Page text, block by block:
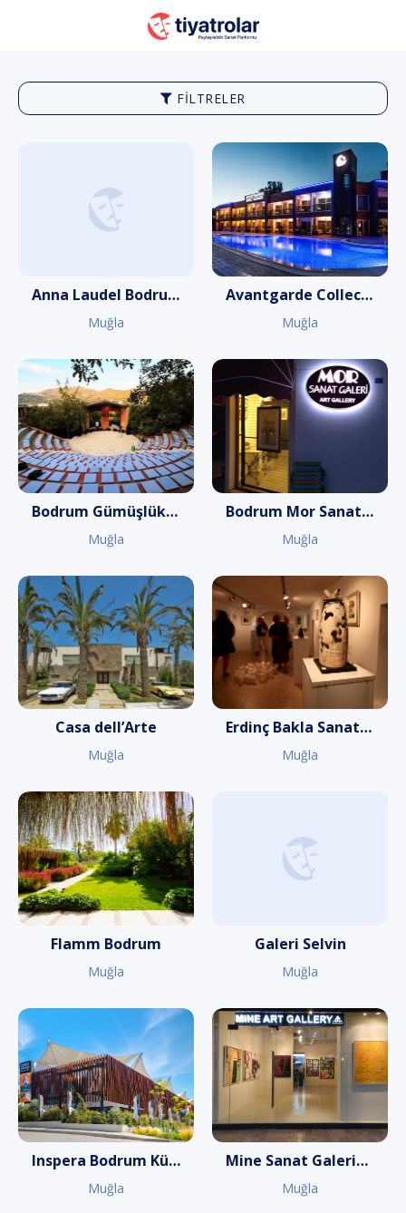
FILTRELER
Anna Laudel Bodrum
Muğla
Avantgarde Collection
Muğla
Bodrum Gümüşlük Akademisi
Muğla
Bodrum Mor Sanat Galerisi
Muğla
Casa dell’Arte
Muğla
Erdinç Bakla Sanat Galerisi
Muğla
Flamm Bodrum
Muğla
Galeri Selvin
Muğla
Inspera Bodrum Kültür Sanat
Muğla
Mine Sanat Galerisi Palmarina
Muğla